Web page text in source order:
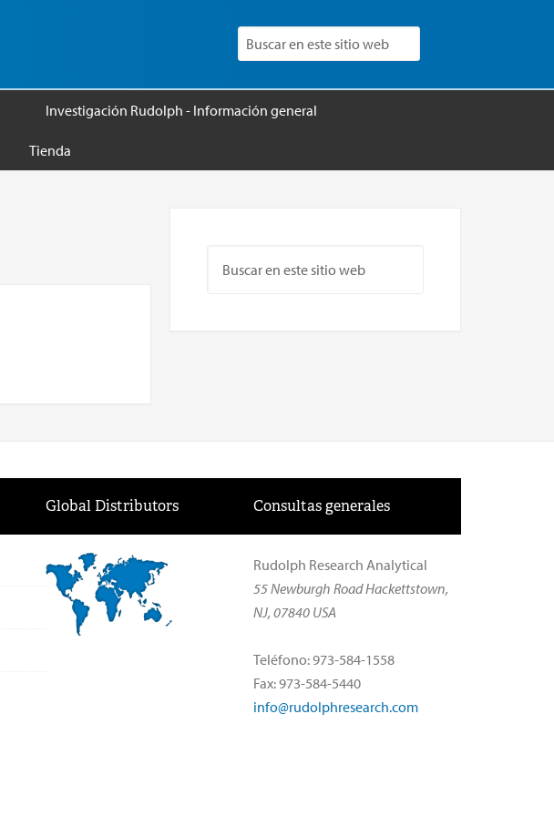
Investigación Rudolph - Información general
Tienda
Global Distributors Consultas generales
Rudolph Research Analytical
55 Newburgh Road Hackettstown,
NJ, 07840 USA
Teléfono: 973-584-1558
Fax: 973-584-5440
info@rudolphresearch.com